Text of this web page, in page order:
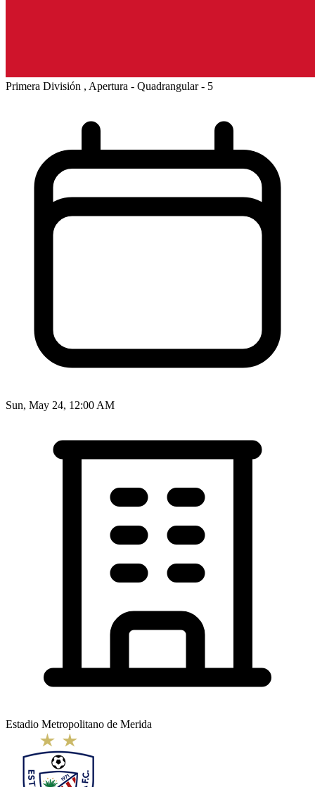
Primera División , Apertura - Quadrangular - 5
Sun, May 24, 12:00 AM
Estadio Metropolitano de Merida